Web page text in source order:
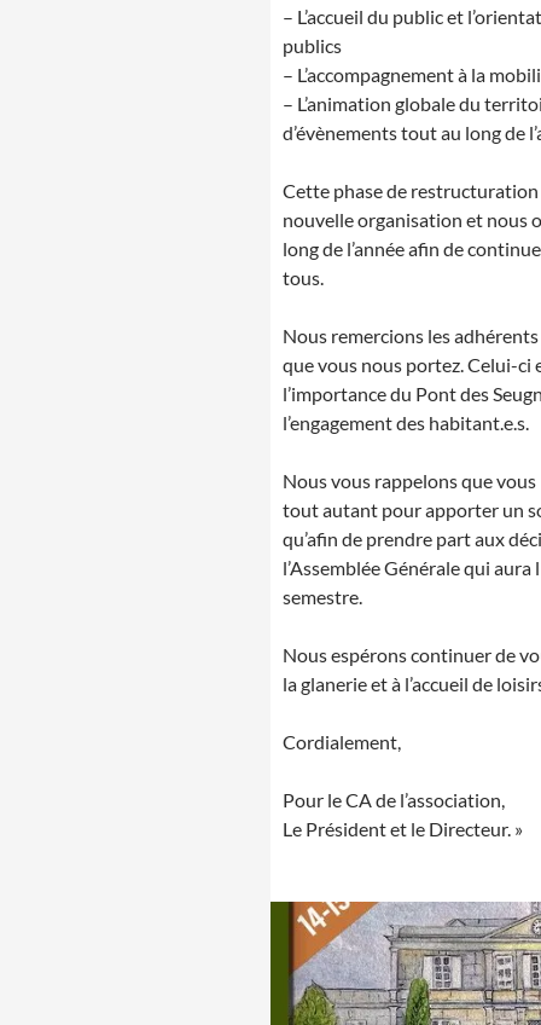
– L’accueil du public et
publics
– L’accompagnement à la
– L’animation globale du
d’évènements tout au long de
Cette phase de
nouvelle organisation et nous
long de l’année afin de
tous.
Nous remercions les
que vous nous portez. Celui-
l’importance du Pont des
l’engagement des habitant.e.s.
Nous vous rappelons que vous
tout autant pour apporter un
qu’afin de prendre part aux
l’Assemblée Générale qui
semestre.
Nous espérons continuer de
la glanerie et à l’accueil de
Cordialement,
Pour le CA de l’association,
Le Président et le Directeur. »